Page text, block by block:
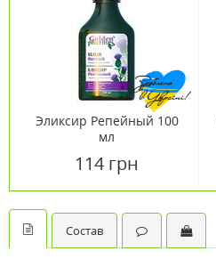
Эликсир Репейный 100
мл
114 грн
Состав